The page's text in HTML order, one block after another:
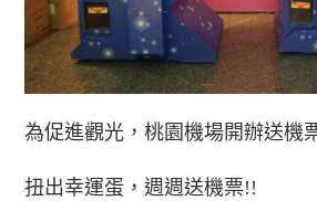
為促進觀光，桃園機場開辦送機
扭出幸運蛋，週週送機票!!